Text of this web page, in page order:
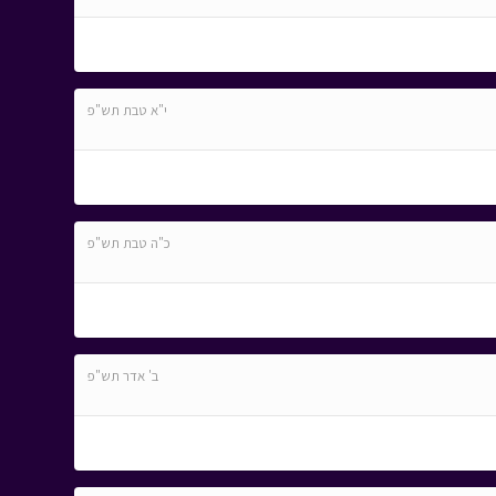
י"א טבת תש"פ
כ"ה טבת תש"פ
ב' אדר תש"פ